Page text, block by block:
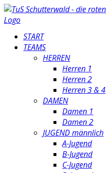
START
TEAMS
HERREN
Herren 1
Herren 2
Herren 3 & 4
DAMEN
Damen 1
Damen 2
JUGEND männlich
A-Jugend
B-Jugend
C-Jugend